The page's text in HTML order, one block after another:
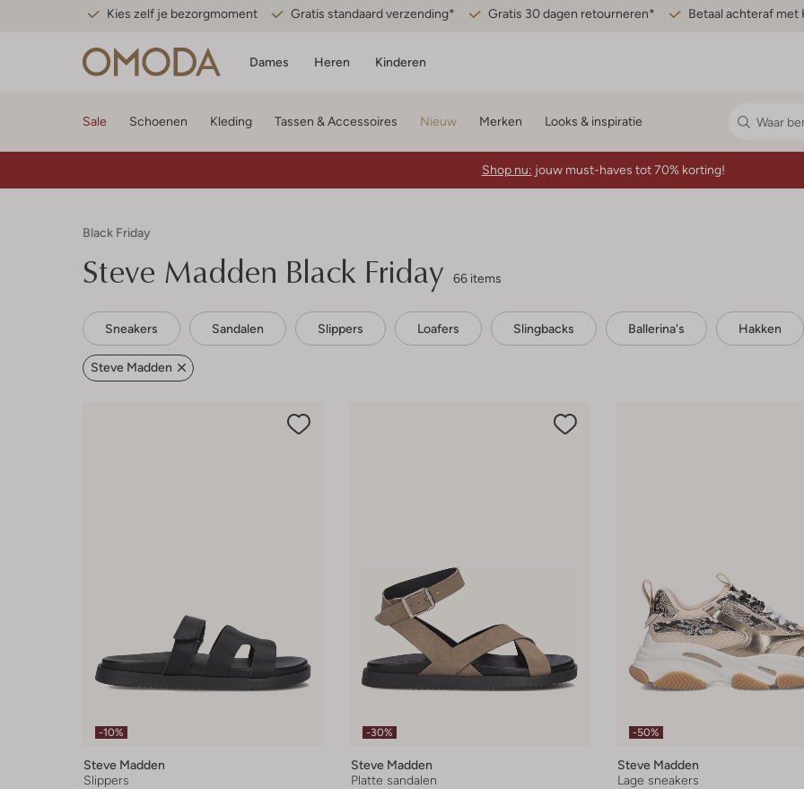
Kies zelf je bezorgmoment Gratis standaard verzending* Gratis 30 dagen retourneren* Betaal achteraf met
Dames Heren Kinderen
Sale Schoenen Kleding Tassen & Accessoires Nieuw Merken Looks & inspiratie
Shop nu: jouw must-haves tot 70% korting!
Black Friday
Steve Madden Black Friday 66 items
Sneakers Sandalen Slippers Loafers Slingbacks Ballerina's Hakken
Steve Madden
-10%
Steve Madden
Slippers
-30%
Steve Madden
Platte sandalen
-50%
Steve Madden
Lage sneakers